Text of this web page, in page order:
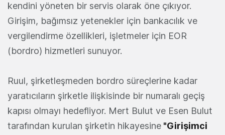
kendini yöneten bir servis olarak öne çıkıyor.
Girişim, bağımsız yetenekler için bankacılık ve
vergilendirme özellikleri, işletmeler için EOR
(bordro) hizmetleri sunuyor.
Ruul, şirketleşmeden bordro süreçlerine kadar
yaratıcıların şirketle ilişkisinde bir numaralı geçiş
kapısı olmayı hedefliyor. Mert Bulut ve Esen Bulut
tarafından kurulan şirketin hikayesine "Girişimci